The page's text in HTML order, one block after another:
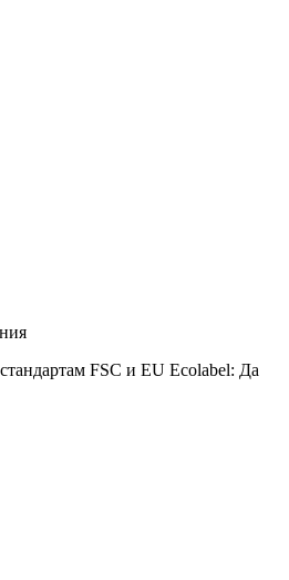
FSC и EU Ecolabel: Да